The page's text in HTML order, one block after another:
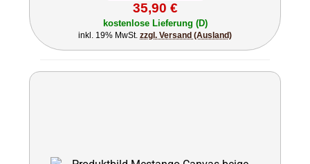
35,90 €
kostenlose Lieferung (D)
inkl. 19% MwSt. zzgl. Versand (Ausland)